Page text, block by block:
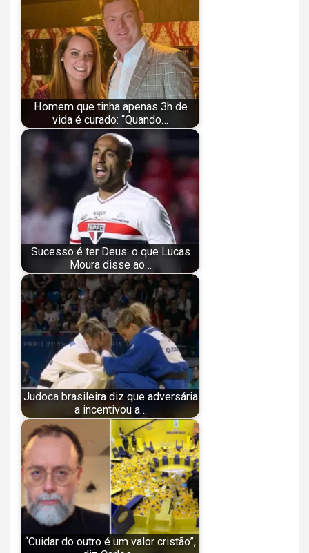
Homem que tinha apenas 3h de
vida é curado: “Quando…
Sucesso é ter Deus: o que Lucas
Moura disse ao…
Judoca brasileira diz que adversária
a incentivou a…
“Cuidar do outro é um valor cristão”,